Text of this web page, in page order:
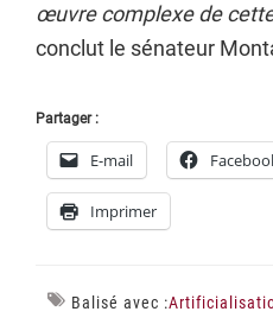
œuvre complexe de
conclut le sénateur
Partager :
E-mail
Imprimer
Balisé avec :